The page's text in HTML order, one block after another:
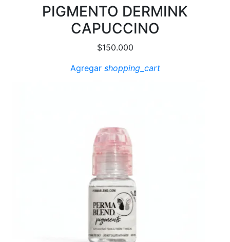
PIGMENTO DERMINK
CAPUCCINO
$150.000
Agregar shopping_cart